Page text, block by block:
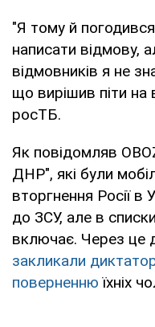
"Я тому й погодився
написати відмову,
відмовників я не
що вирішив піти на
росТБ.
Як повідомляв
ДНР", які були
вторгнення Росії в
до ЗСУ, але в
включає. Через це
закликали
поверненню їхніх